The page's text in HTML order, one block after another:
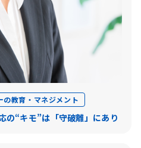
の教育・マネジメント
の“キモ”は「守破離」にあり